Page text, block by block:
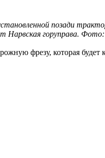
позади
горуправа. Фото:
фрезу, которая